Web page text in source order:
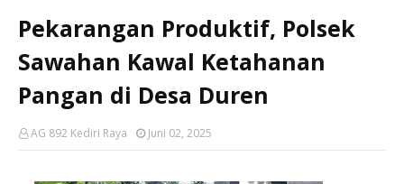
Pekarangan Produktif, Polsek
Sawahan Kawal Ketahanan
Pangan di Desa Duren
AG 892 Kediri Raya Juni 02, 2025